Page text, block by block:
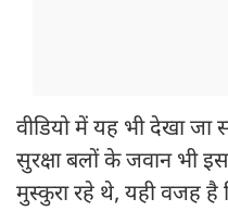
वीडियो में यह भी देखा जा
सुरक्षा बलों के जवान भी
मुस्कुरा रहे थे, यही वजह है